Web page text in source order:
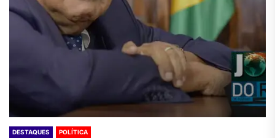
DESTAQUES POLÍTICA